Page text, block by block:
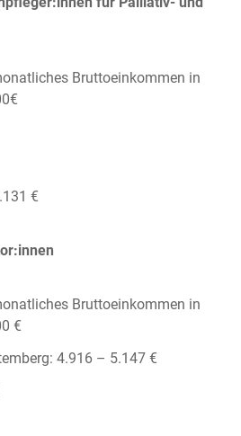
Bruttoeinkommen in
€
Bruttoeinkommen in
€
4.916 – 5.147 €